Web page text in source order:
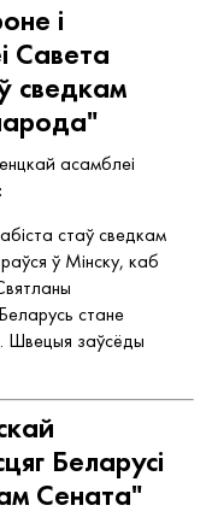
і
Савета
сведкам
асамблеі
стаў сведкам
ў Мінску, каб
стане
Швецыя заўсёды
Беларусі
Сената"